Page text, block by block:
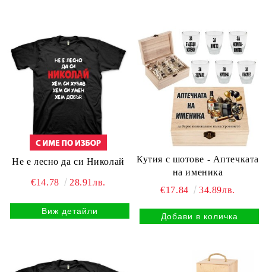
Не е лесно да си Николай
€14.78 28.91лв.
Виж детайли
Кутия с шотове - Аптечката
на именика
€17.84
34.89лв.